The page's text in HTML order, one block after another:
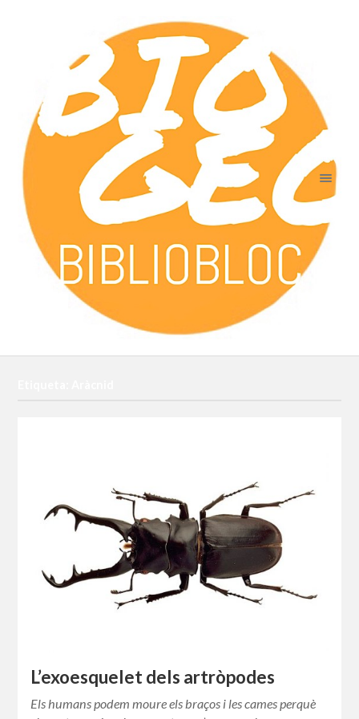
L’exoesquelet dels artròpodes
Els humans podem moure els braços i les cames perquè